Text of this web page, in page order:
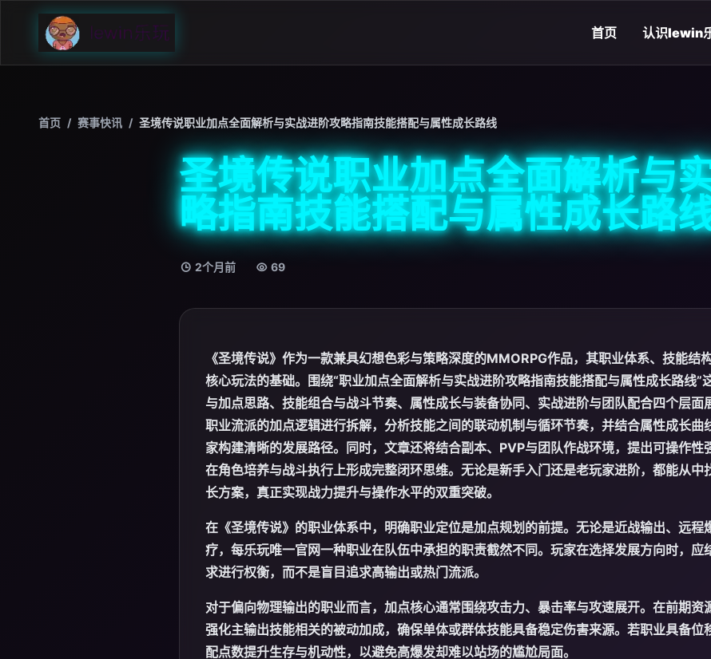
首页 认识lewin
首页 / 赛事快讯 / 圣境传说职业加点全面解析与实战进阶攻略指南技能搭配与属性成长路线
圣境传说职业加点全面解析与
略指南技能搭配与属性成长路
2个月前 69
《圣境传说》作为一款兼具幻想色彩与策略深度的MMORPG作品，其职业体系、技能结
核心玩法的基础。围绕“职业加点全面解析与实战进阶攻略指南技能搭配与属性成长路线”
与加点思路、技能组合与战斗节奏、属性成长与装备协同、实战进阶与团队配合四个层面
职业流派的加点逻辑进行拆解，分析技能之间的联动机制与循环节奏，并结合属性成长曲
家构建清晰的发展路径。同时，文章还将结合副本、PVP与团队作战环境，提出可操作性
在角色培养与战斗执行上形成完整闭环思维。无论是新手入门还是老玩家进阶，都能从中
长方案，真正实现战力提升与操作水平的双重突破。
在《圣境传说》的职业体系中，明确职业定位是加点规划的前提。无论是近战输出、远程
疗，每乐玩唯一官网一种职业在队伍中承担的职责截然不同。玩家在选择发展方向时，应
求进行权衡，而不是盲目追求高输出或热门流派。
对于偏向物理输出的职业而言，加点核心通常围绕攻击力、暴击率与攻速展开。在前期资
强化主输出技能相关的被动加成，确保单体或群体技能具备稳定伤害来源。若职业具备位
配点数提升生存与机动性，以避免高爆发却难以站场的尴尬局面。